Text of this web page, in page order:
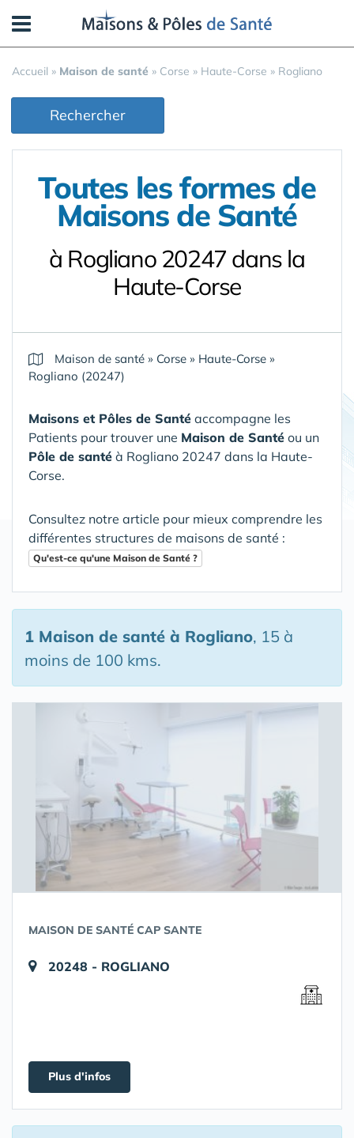
Accueil » Maison de santé » Corse » Haute-Corse » Rogliano
Rechercher
Toutes les formes de
Maisons de Santé
à Rogliano 20247 dans la
Haute-Corse
Maison de santé » Corse » Haute-Corse »
Rogliano (20247)
Maisons et Pôles de Santé accompagne les
Patients pour trouver une Maison de Santé ou un
Pôle de santé à Rogliano 20247 dans la Haute-
Corse.
Consultez notre article pour mieux comprendre les
différentes structures de maisons de santé :
Qu'est-ce qu'une Maison de Santé ?
1 Maison de santé à Rogliano, 15 à
moins de 100 kms.
MAISON DE SANTÉ CAP SANTE
20248 - ROGLIANO
Plus d'infos
Panneau de gestion des cookies